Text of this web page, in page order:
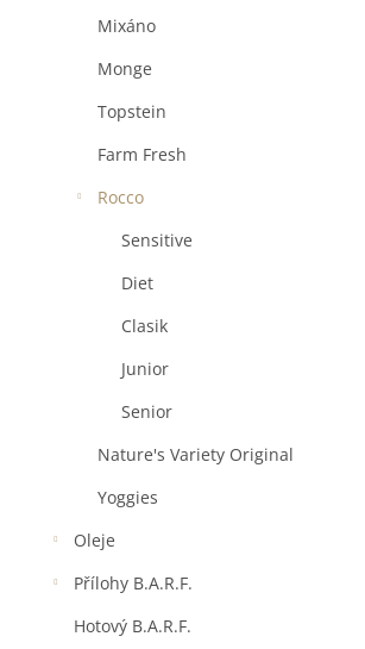
Mixáno
Monge
Topstein
Farm Fresh
Rocco
Sensitive
Diet
Clasik
Junior
Senior
Nature's Variety Original
Yoggies
Oleje
Přílohy B.A.R.F.
Hotový B.A.R.F.